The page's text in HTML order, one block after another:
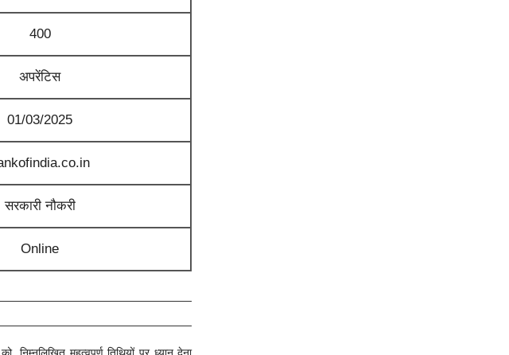
400
अपरेंटिस
01/03/2025
सरकारी नौकरी
Online